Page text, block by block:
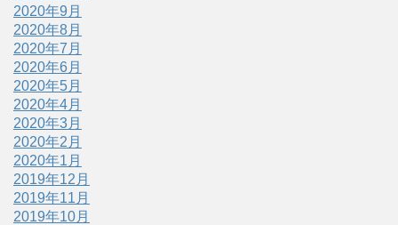
2020年9月
2020年8月
2020年7月
2020年6月
2020年5月
2020年4月
2020年3月
2020年2月
2020年1月
2019年12月
2019年11月
2019年10月